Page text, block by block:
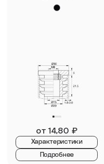
от 14,80 ₽
Характеристики
Подробнее